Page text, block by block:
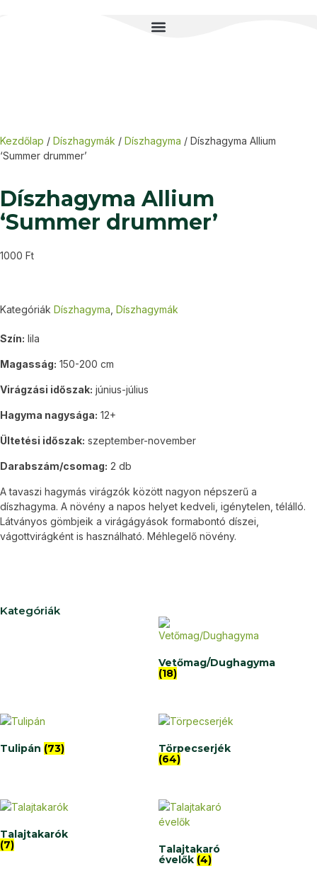
Kezdőlap / Díszhagymák / Díszhagyma / Díszhagyma Allium
‘Summer drummer’
Díszhagyma Allium
‘Summer drummer’
1000 Ft
Kategóriák Díszhagyma Díszhagymák
Szín: lila
Magasság: 150-200 cm
Virágzási időszak: június-július
Hagyma nagysága: 12+
Ültetési időszak: szeptember-november
Darabszám/csomag: 2 db
A tavaszi hagymás virágzók között nagyon népszerű a
díszhagyma. A növény a napos helyet kedveli, igénytelen, télálló.
Látványos gömbjeik a virágágyások formabontó díszei,
vágottvirágként is használható. Méhlegelő növény.
Kategóriák
Vetőmag/Dughagyma
(18)
Tulipán (73)
Törpecserjék
(64)
Talajtakarók
(7)
Talajtakaró
évelők (4)